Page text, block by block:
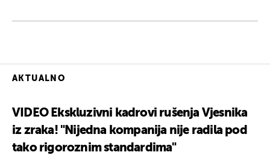
AKTUALNO
VIDEO Ekskluzivni kadrovi rušenja Vjesnika
iz zraka! "Nijedna kompanija nije radila pod
tako rigoroznim standardima"